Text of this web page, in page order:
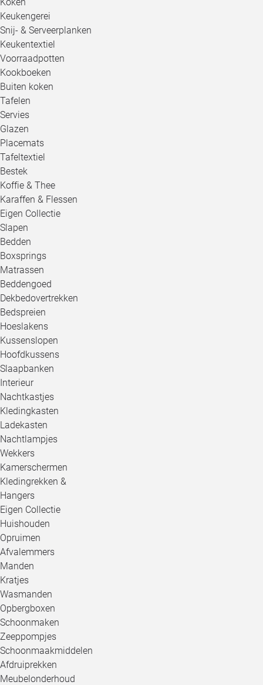
Keukengerei
Snij- & Serveerplanken
Keukentextiel
Voorraadpotten
Kookboeken
Buiten koken
Tafelen
Servies
Glazen
Placemats
Tafeltextiel
Bestek
Koffie & Thee
Karaffen & Flessen
Eigen Collectie
Slapen
Bedden
Boxsprings
Matrassen
Beddengoed
Dekbedovertrekken
Bedspreien
Hoeslakens
Kussenslopen
Hoofdkussens
Slaapbanken
Interieur
Nachtkastjes
Kledingkasten
Ladekasten
Nachtlampjes
Wekkers
Kamerschermen
Kledingrekken &
Hangers
Eigen Collectie
Huishouden
Opruimen
Afvalemmers
Manden
Kratjes
Wasmanden
Opbergboxen
Schoonmaken
Zeeppompjes
Schoonmaakmiddelen
Afdruiprekken
Meubelonderhoud